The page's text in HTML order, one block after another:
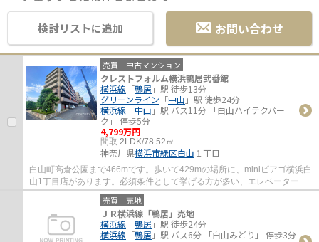
検討リストに追加 お問い合わせ
売買｜中古マンション
クレストフォルム横浜鴨居弐番館
横浜線 「鴨居 」駅 徒歩13分
グリーンライン 「中山 」駅 徒歩24分
横浜線 「中山 」駅 バス11分 「白山ハイテクパー
ク」 停歩5分
4,799万円
間取:2LDK/78.52㎡
神奈川県横浜市緑区白山 １丁目
白山町高倉公園まで466mです。歩いて429mの場所に、miniピアゴ横浜白
山1丁目店があります。必須条件として挙げる方が多い、エレベーター付
きの物件です。マンションにどんな人が住んで...
売買｜売地
ＪＲ横浜線「鴨居」売地
横浜線 「鴨居 」駅 徒歩24分
横浜線 「鴨居 」駅 バス6分 「白山みどり」 停歩3分